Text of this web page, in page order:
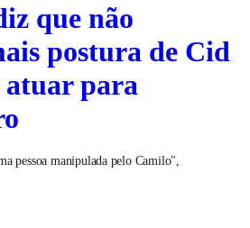
que não
postura de Cid
atuar para
pessoa manipulada pelo Camilo",